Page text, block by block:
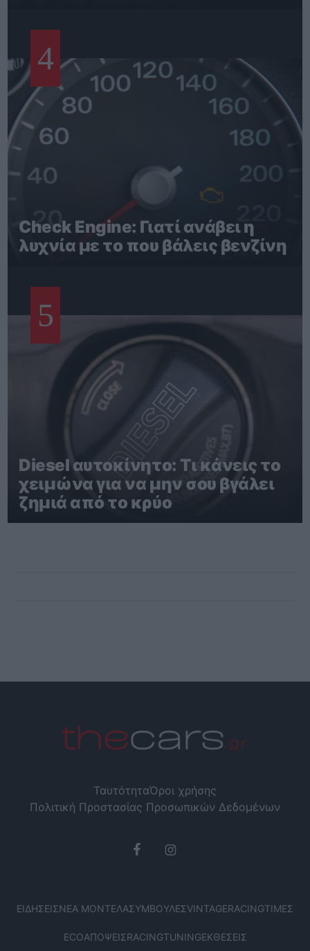
4
Check Engine: Γιατί ανάβει η
λυχνία με το που βάλεις βενζίνη
5
Diesel αυτοκίνητο: Τι κάνεις το
χειμώνα για να μην σου βγάλει
ζημιά από το κρύο
ΤαυτότηταΌροι χρήσης
Πολιτική Προστασίας Προσωπικών Δεδομένων
ΕΙΔΉΣΕΙΣΝΈΑ ΜΟΝΤΈΛΑΣΥΜΒΟΥΛΈΣVINTAGERACINGΤΙΜΈΣ
ECOΑΠΌΨΕΙΣRACINGTUNINGΕΚΘΈΣΕΙΣ